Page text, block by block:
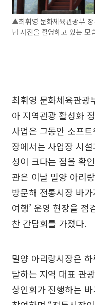
▲최휘영 문화체육관광부
념 사진을 촬영하고 있는 모
최휘영 문화체육관광
아 지역관광 활성화
사업은 그동안 소프
장에서는 사업장 시
성이 크다는 점을 확
관은 이날 밀양 아리
방문해 전통시장 바가
여행’ 운영 현장을 점
찬 간담회를 가졌다.
밀양 아리랑시장은
달하는 지역 대표 관
상인회가 진행하는